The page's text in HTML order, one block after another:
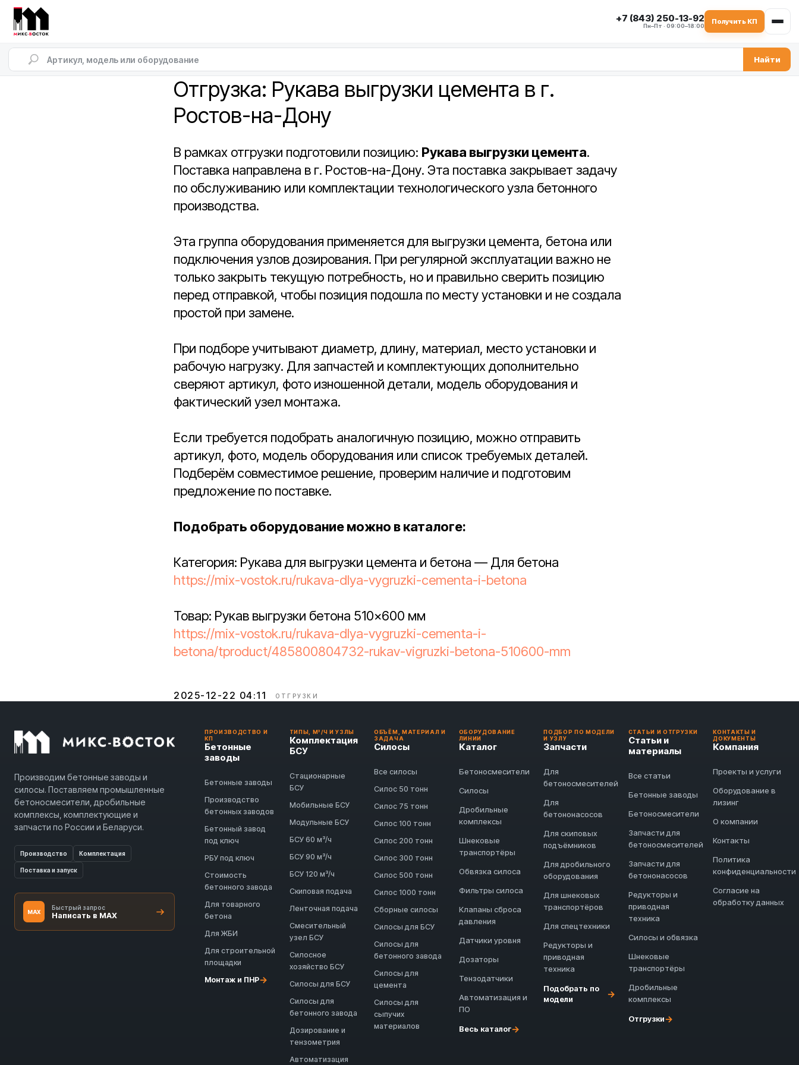
+7 (843) 250-13-92
Пн–Пт · 09:00–18:00
Получить КП
Найти
Отгрузка: Рукава выгрузки цемента в г.
Ростов-на-Дону
В рамках отгрузки подготовили позицию: Рукава выгрузки цемента.
Поставка направлена в г. Ростов-на-Дону. Эта поставка закрывает задачу
по обслуживанию или комплектации технологического узла бетонного
производства.
Эта группа оборудования применяется для выгрузки цемента, бетона или
подключения узлов дозирования. При регулярной эксплуатации важно не
только закрыть текущую потребность, но и правильно сверить позицию
перед отправкой, чтобы позиция подошла по месту установки и не создала
простой при замене.
При подборе учитывают диаметр, длину, материал, место установки и
рабочую нагрузку. Для запчастей и комплектующих дополнительно
сверяют артикул, фото изношенной детали, модель оборудования и
фактический узел монтажа.
Если требуется подобрать аналогичную позицию, можно отправить
артикул, фото, модель оборудования или список требуемых деталей.
Подберём совместимое решение, проверим наличие и подготовим
предложение по поставке.
Подобрать оборудование можно в каталоге:
Категория: Рукава для выгрузки цемента и бетона — Для бетона
https://mix-vostok.ru/rukava-dlya-vygruzki-cementa-i-betona
Товар: Рукав выгрузки бетона 510×600 мм
https://mix-vostok.ru/rukava-dlya-vygruzki-cementa-i-
betona/tproduct/485800804732-rukav-vigruzki-betona-510600-mm
2025-12-22 04:11 ОТГРУЗКИ
Производим бетонные заводы и
силосы. Поставляем промышленные
бетоносмесители, дробильные
комплексы, комплектующие и
запчасти по России и Беларуси.
Производство Комплектация
Поставка и запуск
MAX
Быстрый запрос
Написать в MAX
ПРОИЗВОДСТВО И
КП
Бетонные
заводы
Бетонные заводы
Производство
бетонных заводов
Бетонный завод
под ключ
РБУ под ключ
Стоимость
бетонного завода
Для товарного
бетона
Для ЖБИ
Для строительной
площадки
Монтаж и ПНР→
ТИПЫ, М³/Ч И УЗЛЫ
Комплектация
БСУ
Стационарные
БСУ
Мобильные БСУ
Модульные БСУ
БСУ 60 м³/ч
БСУ 90 м³/ч
БСУ 120 м³/ч
Скиповая подача
Ленточная подача
Смесительный
узел БСУ
Силосное
хозяйство БСУ
Силосы для БСУ
Силосы для
бетонного завода
Дозирование и
тензометрия
Автоматизация
ОБЪЁМ, МАТЕРИАЛ И
ЗАДАЧА
Силосы
Все силосы
Силос 50 тонн
Силос 75 тонн
Силос 100 тонн
Силос 200 тонн
Силос 300 тонн
Силос 500 тонн
Силос 1000 тонн
Сборные силосы
Силосы для БСУ
Силосы для
бетонного завода
Силосы для
цемента
Силосы для
сыпучих
материалов
ОБОРУДОВАНИЕ
ЛИНИИ
Каталог
Бетоносмесители
Силосы
Дробильные
комплексы
Шнековые
транспортёры
Обвязка силоса
Фильтры силоса
Клапаны сброса
давления
Датчики уровня
Дозаторы
Тензодатчики
Автоматизация и
ПО
Весь каталог→
ПОДБОР ПО МОДЕЛИ
И УЗЛУ
Запчасти
Для
бетоносмесителей
Для
бетононасосов
Для скиповых
подъёмников
Для дробильного
оборудования
Для шнековых
транспортёров
Для спецтехники
Редукторы и
приводная
техника
Подобрать по
модели
→
СТАТЬИ И ОТГРУЗКИ
Статьи и
материалы
Все статьи
Бетонные заводы
Бетоносмесители
Запчасти для
бетоносмесителей
Запчасти для
бетононасосов
Редукторы и
приводная
техника
Силосы и обвязка
Шнековые
транспортёры
Дробильные
комплексы
Отгрузки→
КОНТАКТЫ И
ДОКУМЕНТЫ
Компания
Проекты и услуги
Оборудование в
лизинг
О компании
Контакты
Политика
конфиденциальности
Согласие на
обработку данных